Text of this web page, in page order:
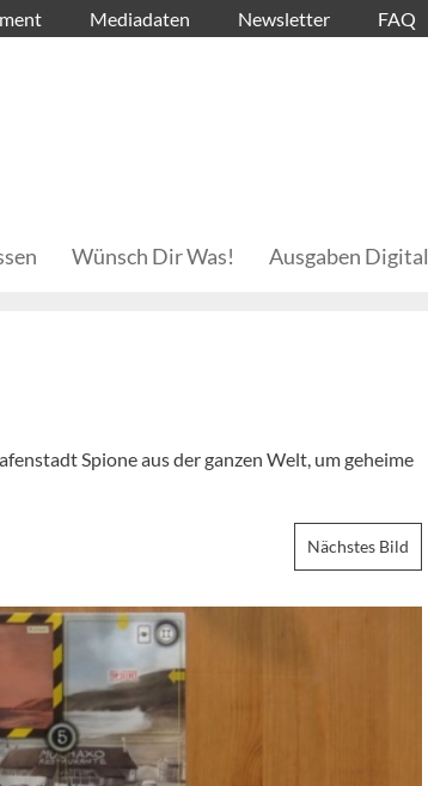
Mediadaten Newsletter FAQ
Wünsch Dir Was! Ausgaben Digital
Spione aus der ganzen Welt, um geheime
Nächstes Bild